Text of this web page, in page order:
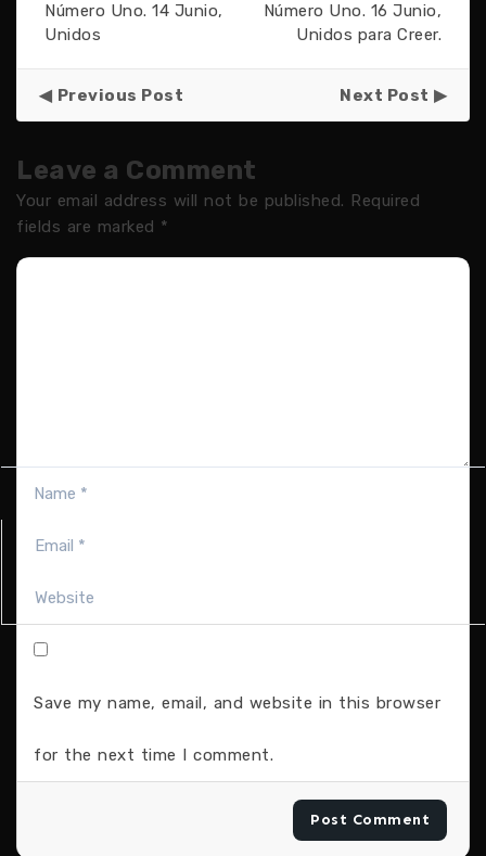
Número Uno. 14 Junio,
Unidos
Número Uno. 16 Junio,
Unidos para Creer.
Previous Post Next Post
Leave a Comment
Your email address will not be published. Required
fields are marked *
Save my name, email, and website in this browser
for the next time I comment.